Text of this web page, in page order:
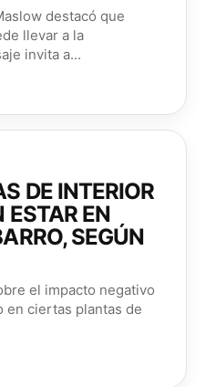
destacó que
llevar a la
invita a...
DE INTERIOR
ESTAR EN
SEGÚN
el impacto negativo
en ciertas plantas de